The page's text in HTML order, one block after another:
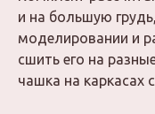
и на большую
моделировании и
сшить его на
чашка на каркасах